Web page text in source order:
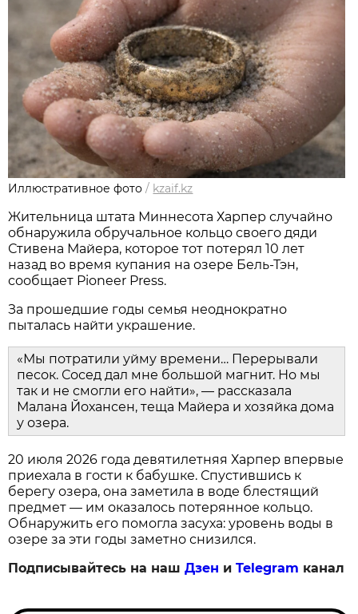
Иллюстративное фото / kzaif.kz
Жительница штата Миннесота Харпер случайно
обнаружила обручальное кольцо своего дяди
Стивена Майера, которое тот потерял 10 лет
назад во время купания на озере Бель-Тэн,
сообщает Pioneer Press.
За прошедшие годы семья неоднократно
пыталась найти украшение.
«Мы потратили уйму времени… Перерывали
песок. Сосед дал мне большой магнит. Но мы
так и не смогли его найти», — рассказала
Малана Йохансен, теща Майера и хозяйка дома
у озера.
20 июля 2026 года девятилетняя Харпер впервые
приехала в гости к бабушке. Спустившись к
берегу озера, она заметила в воде блестящий
предмет — им оказалось потерянное кольцо.
Обнаружить его помогла засуха: уровень воды в
озере за эти годы заметно снизился.
Подписывайтесь на нашДзен иTelegram канал